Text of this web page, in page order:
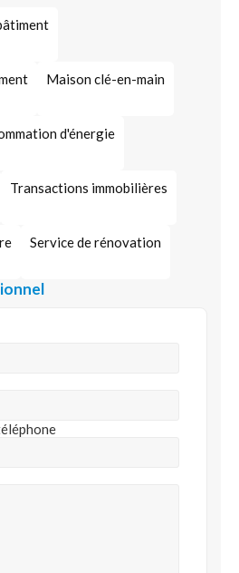
Maison clé-en-main
d'énergie
Transactions immobilières
Service de rénovation